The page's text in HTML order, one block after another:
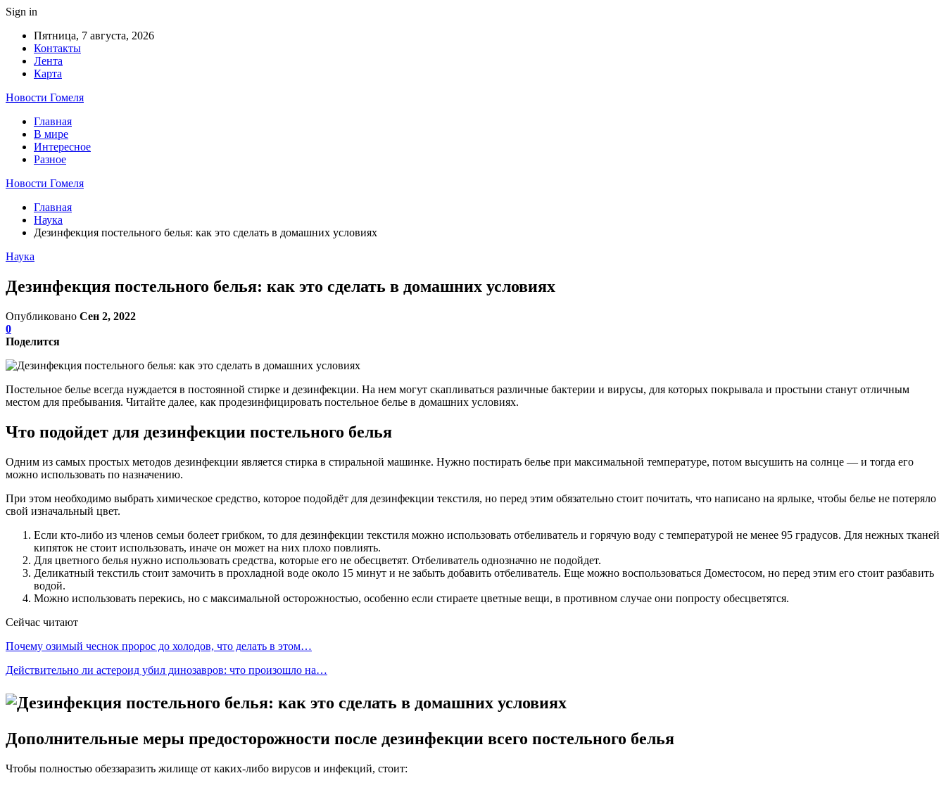
Sign in
Пятница, 7 августа, 2026
Контакты
Лента
Карта
Новости Гомеля
Главная
В мире
Интересное
Разное
Новости Гомеля
Главная
Наука
Дезинфекция постельного белья: как это сделать в домашних условиях
Наука
Дезинфекция постельного белья: как это сделать в домашних условиях
Опубликовано Сен 2, 2022
0
Поделится
Постельное белье всегда нуждается в постоянной стирке и дезинфекции. На нем могут скапливаться различные бактерии и вирусы, для которых покрывала и простыни станут отличным
местом для пребывания. Читайте далее, как продезинфицировать постельное белье в домашних условиях.
Что подойдет для дезинфекции постельного белья
Одним из самых простых методов дезинфекции является стирка в стиральной машинке. Нужно постирать белье при максимальной температуре, потом высушить на солнце — и тогда его
можно использовать по назначению.
При этом необходимо выбрать химическое средство, которое подойдёт для дезинфекции текстиля, но перед этим обязательно стоит почитать, что написано на ярлыке, чтобы белье не потеряло
свой изначальный цвет.
Если кто-либо из членов семьи болеет грибком, то для дезинфекции текстиля можно использовать отбеливатель и горячую воду с температурой не менее 95 градусов. Для нежных тканей
кипяток не стоит использовать, иначе он может на них плохо повлиять.
Для цветного белья нужно использовать средства, которые его не обесцветят. Отбеливатель однозначно не подойдет.
Деликатный текстиль стоит замочить в прохладной воде около 15 минут и не забыть добавить отбеливатель. Еще можно воспользоваться Доместосом, но перед этим его стоит разбавить
водой.
Можно использовать перекись, но с максимальной осторожностью, особенно если стираете цветные вещи, в противном случае они попросту обесцветятся.
Сейчас читают
Почему озимый чеснок пророс до холодов, что делать в этом…
Действительно ли астероид убил динозавров: что произошло на…
Дополнительные меры предосторожности после дезинфекции всего постельного белья
Чтобы полностью обеззаразить жилище от каких-либо вирусов и инфекций, стоит: